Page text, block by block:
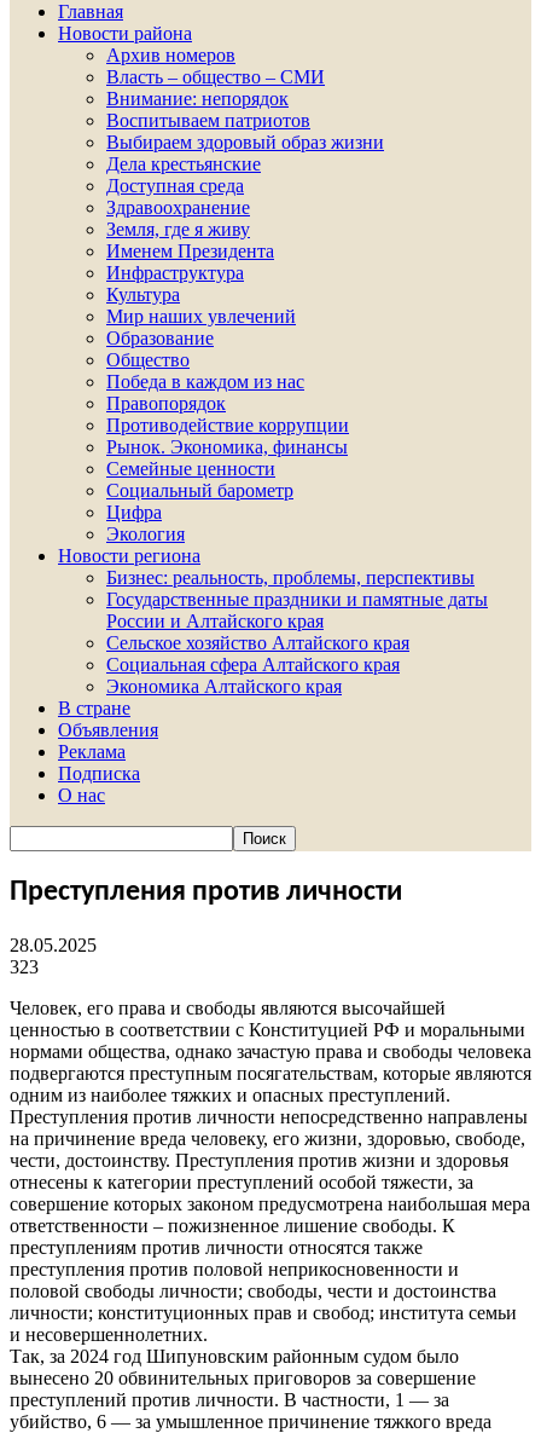
Главная
Новости района
Архив номеров
Власть – общество – СМИ
Внимание: непорядок
Воспитываем патриотов
Выбираем здоровый образ жизни
Дела крестьянские
Доступная среда
Здравоохранение
Земля, где я живу
Именем Президента
Инфраструктура
Культура
Мир наших увлечений
Образование
Общество
Победа в каждом из нас
Правопорядок
Противодействие коррупции
Рынок. Экономика, финансы
Семейные ценности
Социальный барометр
Цифра
Экология
Новости региона
Бизнес: реальность, проблемы, перспективы
Государственные праздники и памятные даты
России и Алтайского края
Сельское хозяйство Алтайского края
Социальная сфера Алтайского края
Экономика Алтайского края
В стране
Объявления
Реклама
Подписка
О нас
Преступления против личности
28.05.2025
323
Человек, его права и свободы являются высочайшей
ценностью в соответствии с Конституцией РФ и моральными
нормами общества, однако зачастую права и свободы человека
подвергаются преступным посягательствам, которые являются
одним из наиболее тяжких и опасных преступлений.
Преступления против личности непосредственно направлены
на причинение вреда человеку, его жизни, здоровью, свободе,
чести, достоинству. Преступления против жизни и здоровья
отнесены к категории преступлений особой тяжести, за
совершение которых законом предусмотрена наибольшая мера
ответственности – пожизненное лишение свободы. К
преступлениям против личности относятся также
преступления против половой неприкосновенности и
половой свободы личности; свободы, чести и достоинства
личности; конституционных прав и свобод; института семьи
и несовершеннолетних.
Так, за 2024 год Шипуновским районным судом было
вынесено 20 обвинительных приговоров за совершение
преступлений против личности. В частности, 1 — за
убийство, 6 — за умышленное причинение тяжкого вреда